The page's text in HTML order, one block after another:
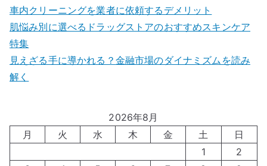
車内クリーニングを業者に依頼するデメリット
肌悩み別に選べるドラッグストアのおすすめスキンケア
特集
見えざる手に導かれる？金融市場のダイナミズムを読み
解く
2026年8月
月
火 水 木 金 土
日
1
2